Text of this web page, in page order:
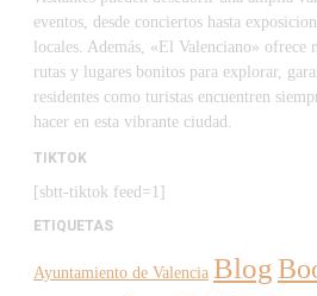
eventos, desde conciertos hasta
locales. Además, «El Valenciano» ofrece
rutas y lugares bonitos para explorar,
residentes como turistas encuentren
hacer en esta vibrante ciudad.
TIKTOK
[sbtt-tiktok feed=1]
ETIQUETAS
Ayuntamiento de Valencia Blog